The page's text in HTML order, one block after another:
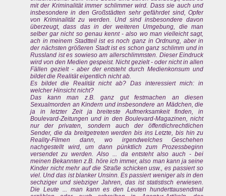
mit der Kriminalität immer schlimmer wird. Dass sie auch und
insbesondere in den Großstädten sehr gefährdet sind, Opfer
von Kriminalität zu werden. Und sind insbesondere davon
überzeugt, dass das in der weiteren Umgebung, die man
selber gar nicht so genau kennt - also wo man vielleicht sagt,
ach in meinem Stadtteil ist es noch ganz in Ordnung, aber in
der nächsten größeren Stadt ist es schon ganz schlimm und in
Russland ist es sowieso am allerschlimmsten. Dieser Eindruck
wird von den Medien gespeist. Nicht gezielt - oder nicht in allen
Fällen gezielt - aber der entsteht durch Medienkonsum und
bildet die Realität eigentlich nicht ab.
Es bildet die Realität nicht ab? Das interessiert mich: in
welcher Hinsicht nicht?
Das kann man z.B. ganz gut festmachen an diesen
Sexualmorden an Kindern und insbesondere an Mädchen, die
ja in letzter Zeit ja breiteste Aufmerksamkeit finden, in
Boulevard-Zeitungen und in den Boulevard-Magazinen, nicht
nur der privaten, sondern auch der öffentlichrechtlichen
Sender, die da breitgetreten werden bis ins Letzte, bis hin zu
Reality-Filmen dann, wo irgendwelches Geschehen
nachgestellt wird, um dann pünktlich zum Prozessbeginn
versendet zu werden. Also ... da entsteht also auch - bei
meinen Bekannten z.B. höre ich immer, also man kann ja seine
Kinder nicht mehr auf die Straße schicken usw., es passiert so
viel. Und das ist blanker Unsinn. Es passiert weniger als in den
sechziger und siebziger Jahren, das ist statistisch erwiesen.
Die Leute ... man kann es den Leuten hunderttausendmal